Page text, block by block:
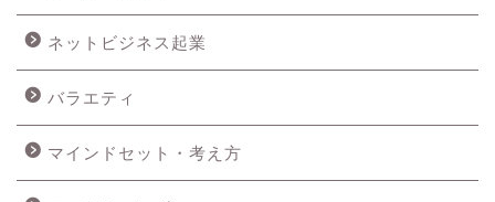
ネットビジネス起業
バラエティ
マインドセット・考え方